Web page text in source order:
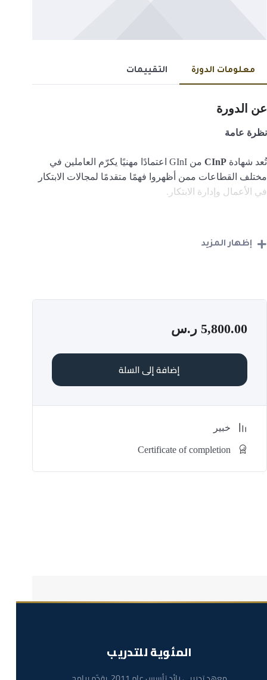
معلومات الدورة التقييمات
عن الدورة
نظرة عامة
تُعد شهادة CInP
من GInI اعتمادًا مهنيًا يكرّم العاملين في
مختلف القطاعات ممن أظهروا فهمًا متقدمًا لمجالات الابتكار
في الأعمال وإدارة الابتكار.
التفكير التصميمي
هيكلة وإدارة مشاريع الابتكار
أدوار ومسؤوليات مدير الابتكار
قيادة وبناء فرق الابتكار
المزايا
ستتعرف على مفهوم الابتكار ودوره في تطوير الأعمال
وتحقيق النمو المستدام. كما ستتعلم طرقًا جديدة للتفكير في
إظهار المزيد
5,800.00 ر.س
إضافة إلى السلة
خبير
Certificate of completion
المئوية للتدريب